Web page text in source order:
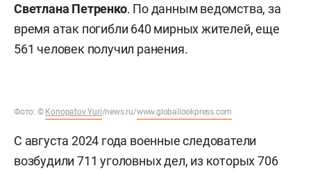
Светлана Петренко. По данным ведомства, за
время атак погибли 640 мирных жителей, еще
561 человек получил ранения.
Фото: © Konopatov Yuri/news.ru/www.globallookpress.com
С августа 2024 года военные следователи
возбудили 711 уголовных дел, из которых 706